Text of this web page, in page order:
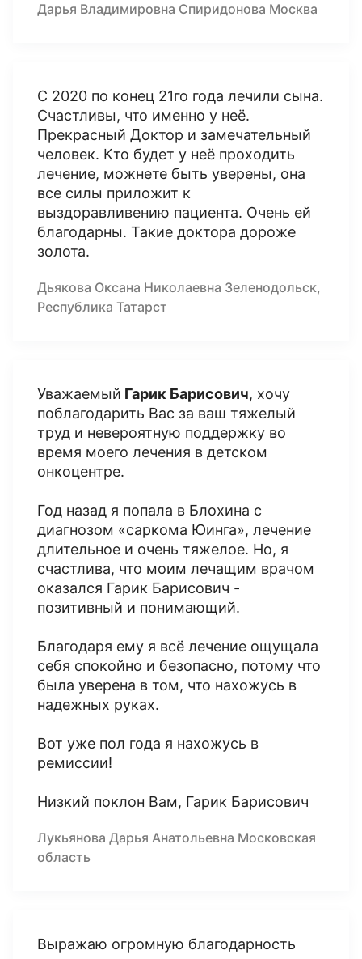
Дарья Владимировна Спиридонова Москва
С 2020 по конец 21го года лечили сына.
Счастливы, что именно у неё.
Прекрасный Доктор и замечательный
человек. Кто будет у неё проходить
лечение, можнете быть уверены, она
все силы приложит к
выздоравливению пациента. Очень ей
благодарны. Такие доктора дороже
золота.
Дьякова Оксана Николаевна Зеленодольск,
Республика Татарст
Уважаемый Гарик Барисович, хочу
поблагодарить Вас за ваш тяжелый
труд и невероятную поддержку во
время моего лечения в детском
онкоцентре.
Год назад я попала в Блохина с
диагнозом «саркома Юинга», лечение
длительное и очень тяжелое. Но, я
счастлива, что моим лечащим врачом
оказался Гарик Барисович -
позитивный и понимающий.
Благодаря ему я всё лечение ощущала
себя спокойно и безопасно, потому что
была уверена в том, что нахожусь в
надежных руках.
Вот уже пол года я нахожусь в
ремиссии!
Низкий поклон Вам, Гарик Барисович
Лукьянова Дарья Анатольевна Московская
область
Выражаю огромную благодарность